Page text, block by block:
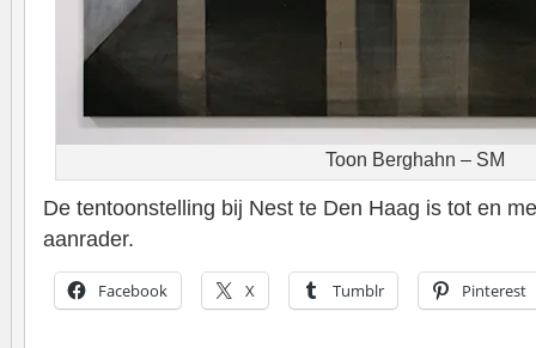
Toon Berghahn – SM
De tentoonstelling bij Nest te Den Haag is tot en
aanrader.
Facebook X Tumblr Pinterest